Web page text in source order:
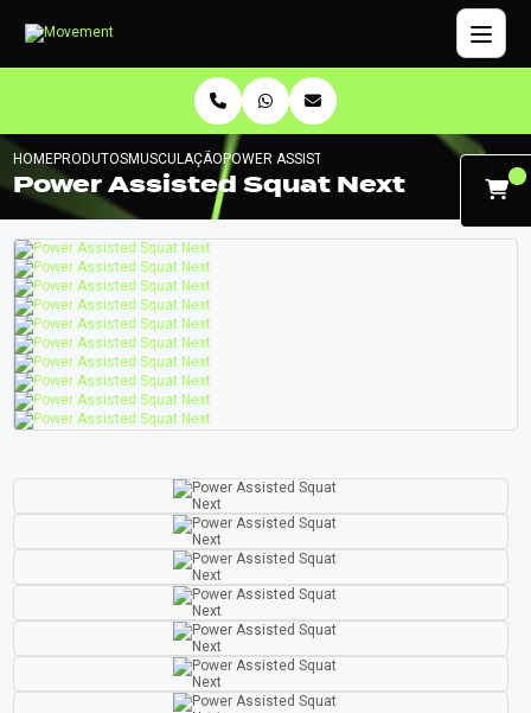
HOMEPRODUTOSMUSCULAÇÃOPOWER ASSISTED SQUAT NEXT
Power Assisted Squat Next